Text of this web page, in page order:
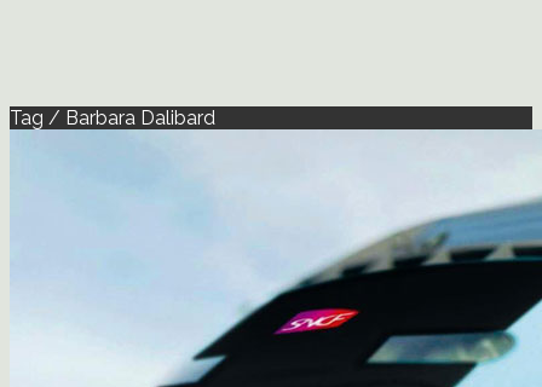
Tag / Barbara Dalibard